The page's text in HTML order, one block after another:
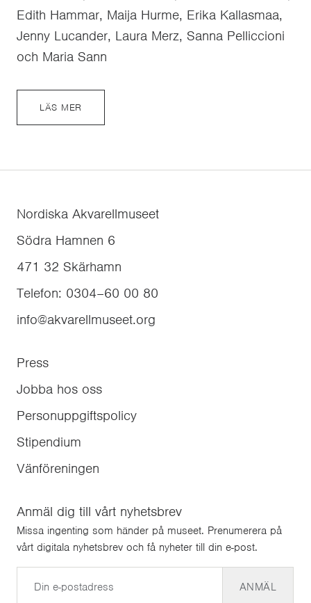
Edith Hammar, Maija Hurme, Erika Kallasmaa,
Jenny Lucander, Laura Merz, Sanna Pelliccioni
och Maria Sann
LÄS MER
Nordiska Akvarellmuseet
Södra Hamnen 6
471 32 Skärhamn
Telefon: 0304–60 00 80
info@akvarellmuseet.org
Press
Jobba hos oss
Personuppgiftspolicy
Stipendium
Vänföreningen
Anmäl dig till vårt nyhetsbrev
Missa ingenting som händer på museet. Prenumerera på
vårt digitala nyhetsbrev och få nyheter till din e-post.
ANMÄL